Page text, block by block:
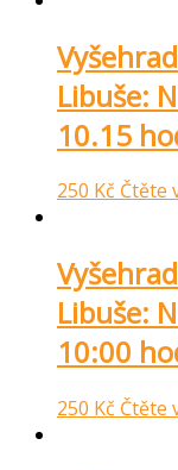
Libuše:
10.15
250 Kč Čtěte
Libuše:
10:00
250 Kč Čtěte